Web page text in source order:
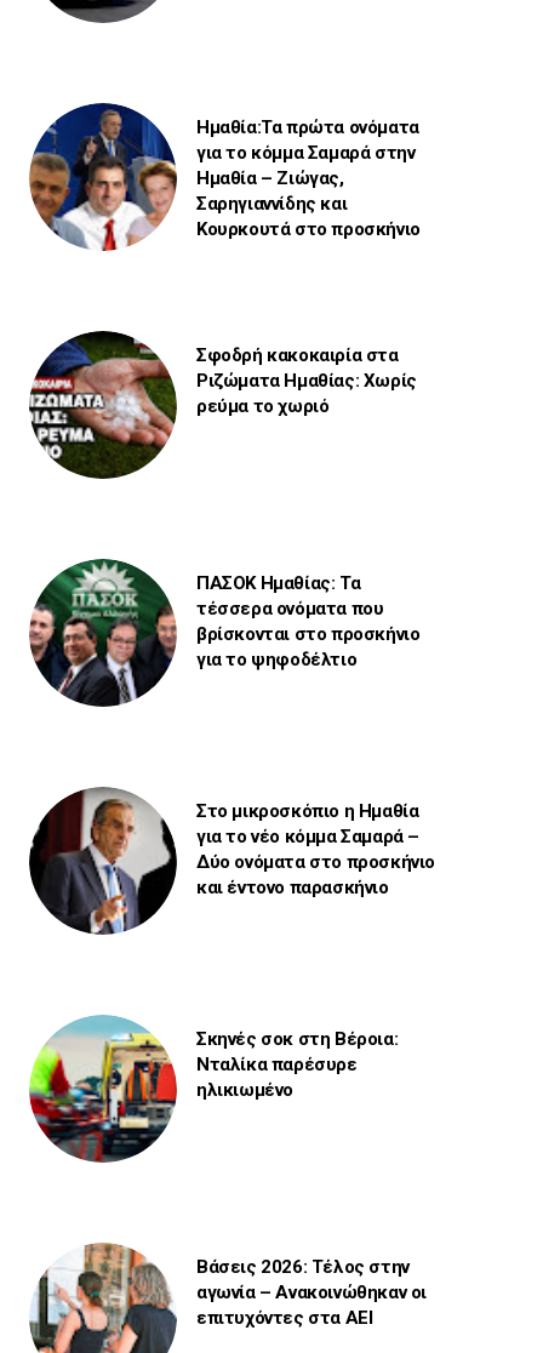
Ημαθία:Τα πρώτα ονόματα
για το κόμμα Σαμαρά στην
Ημαθία – Ζιώγας,
Σαρηγιαννίδης και
Κουρκουτά στο προσκήνιο
Σφοδρή κακοκαιρία στα
Ριζώματα Ημαθίας: Χωρίς
ρεύμα το χωριό
ΠΑΣΟΚ Ημαθίας: Τα
τέσσερα ονόματα που
βρίσκονται στο προσκήνιο
για το ψηφοδέλτιο
Στο μικροσκόπιο η Ημαθία
για το νέο κόμμα Σαμαρά –
Δύο ονόματα στο προσκήνιο
και έντονο παρασκήνιο
Σκηνές σοκ στη Βέροια:
Νταλίκα παρέσυρε
ηλικιωμένο
Βάσεις 2026: Τέλος στην
αγωνία – Ανακοινώθηκαν οι
επιτυχόντες στα ΑΕΙ